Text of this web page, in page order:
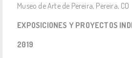
Museo de Arte de Pereira, Pereira, CO
EXPOSICIONES Y PROYECTOS
2019